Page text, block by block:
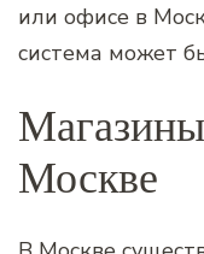
или офисе в
система может
Москве